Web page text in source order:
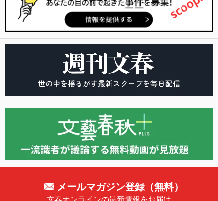
メールマガジン登録（無料）
文春オンラインの最新情報をお届け